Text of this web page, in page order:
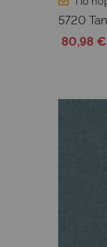
5720
80,98 €